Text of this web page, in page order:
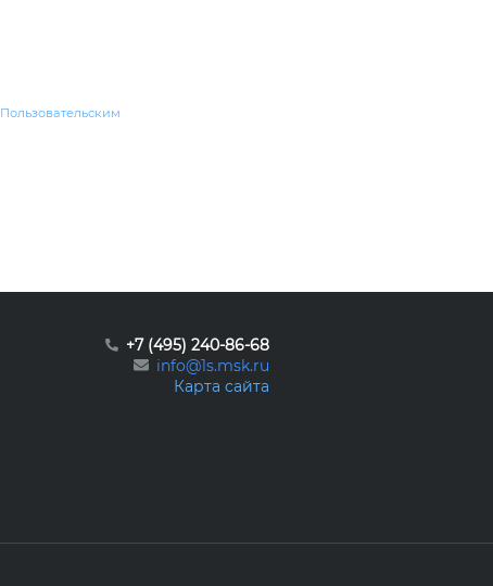
Пользовательским
+7 (495) 240-86-68
info@1s.msk.ru
Карта сайта